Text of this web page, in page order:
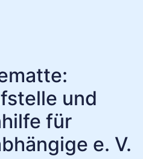
und
für
e. V.